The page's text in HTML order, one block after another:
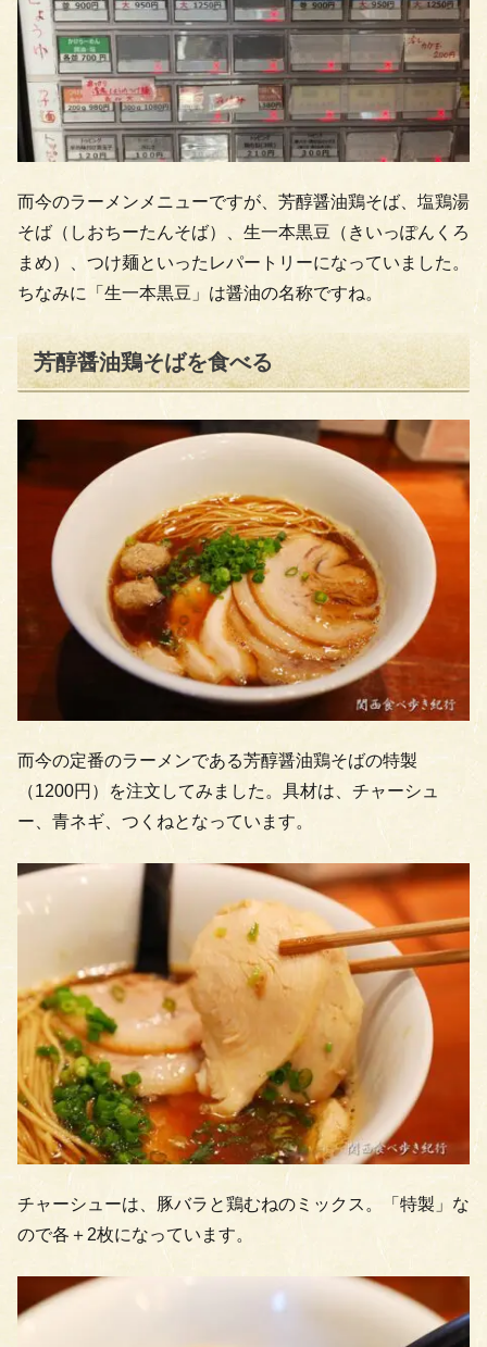
而今のラーメンメニューですが、芳醇醤油鶏そば、塩鶏湯
そば（しおちーたんそば）、生一本黒豆（きいっぽんくろ
まめ）、つけ麺といったレパートリーになっていました。
ちなみに「生一本黒豆」は醤油の名称ですね。
芳醇醤油鶏そばを食べる
而今の定番のラーメンである芳醇醤油鶏そばの特製
（1200円）を注文してみました。具材は、チャーシュ
ー、青ネギ、つくねとなっています。
チャーシューは、豚バラと鶏むねのミックス。「特製」な
ので各＋2枚になっています。